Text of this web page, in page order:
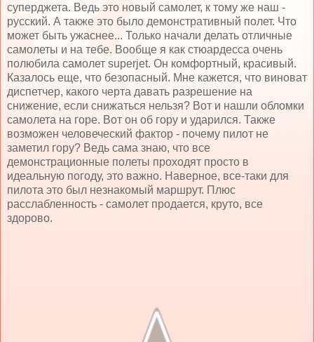
суперджета. Ведь это новый самолет, к тому же наш -
русский. А также это было демонстративный полет. Что
может быть ужаснее... Только начали делать отличные
самолеты и на тебе. Вообще я как стюардесса очень
полюбила самолет superjet. Он комфортный, красивый.
Казалось еще, что безопасный. Мне кажется, что виноват
диспетчер, какого черта давать разрешение на
снижение, если снижаться нельзя? Вот и нашли обломки
самолета на горе. Вот он об гору и ударился. Также
возможен человеческий фактор - почему пилот не
заметил гору? Ведь сама знаю, что все
демонстрационные полеты проходят просто в
идеальную погоду, это важно. Наверное, все-таки для
пилота это был незнакомый маршрут. Плюс
расслабленность - самолет продается, круто, все
здорово.